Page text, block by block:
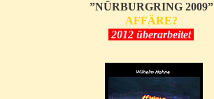
”NÜRBURGRING 2009”
AFFÄRE?
2012 überarbeitet